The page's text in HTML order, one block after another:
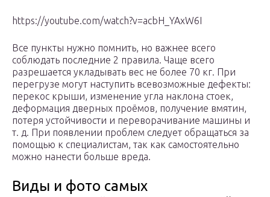
https://youtube.com/watch?v=acbH_YAxW6I
Все пункты нужно помнить, но важнее всего
соблюдать последние 2 правила. Чаще всего
разрешается укладывать вес не более 70 кг. При
перегрузе могут наступить всевозможные дефекты:
перекос крыши, изменение угла наклона стоек,
деформация дверных проёмов, получение вмятин,
потеря устойчивости и переворачивание машины и
т. д. При появлении проблем следует обращаться за
помощью к специалистам, так как самостоятельно
можно нанести больше вреда.
Виды и фото самых